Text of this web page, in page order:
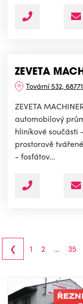
ZEVETA
Tovární 532,
ZEVETA
automobilový
hliníkové součásti
prostorově
- fosfátov...
‹ 1 2 ... 35